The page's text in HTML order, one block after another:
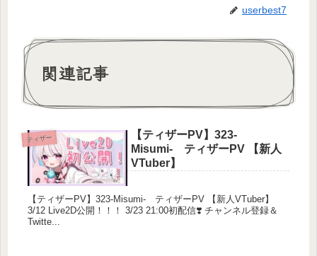
・Logo, unicorn mark：Gogon
https://twitter.com/gogon_illust
https://www.youtube.com/@nogika_chaba
https://www.youtube.com/watch?v=BF1QiZLy4sA
・Movie：Ishida Yunon
https://twitter.com/yunonringo_requ
userbest7
関連記事
ティザー
【ティザーPV】323-
Misumi- ティザーPV 【新人
VTuber】
【ティザーPV】323-Misumi- ティザーPV 【新人VTuber】
3/12 Live2D公開！！！ 3/23 21:00初配信❣️ チャンネル登録＆
Twitte...